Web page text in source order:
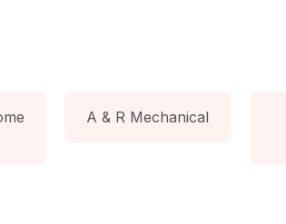
A & R Mechanical